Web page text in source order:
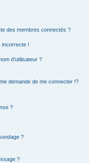
des membres connectés ?
incorrecte !
d’utilisateur ?
demande de me connecter !?
?
?
?